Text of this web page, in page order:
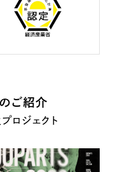
ご紹介
ロジェクト